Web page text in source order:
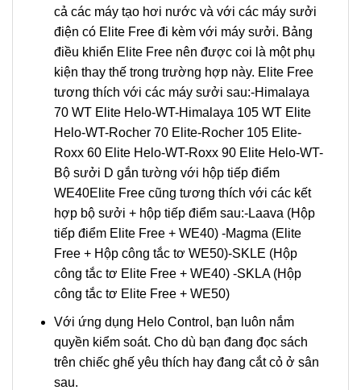
cả các máy tạo hơi nước và với các máy sưởi
điện có Elite Free đi kèm với máy sưởi. Bảng
điều khiển Elite Free nên được coi là một phụ
kiện thay thế trong trường hợp này. Elite Free
tương thích với các máy sưởi sau:-Himalaya
70 WT Elite Helo-WT-Himalaya 105 WT Elite
Helo-WT-Rocher 70 Elite-Rocher 105 Elite-
Roxx 60 Elite Helo-WT-Roxx 90 Elite Helo-WT-
Bộ sưởi D gắn tường với hộp tiếp điểm
WE40Elite Free cũng tương thích với các kết
hợp bộ sưởi + hộp tiếp điểm sau:-Laava (Hộp
tiếp điểm Elite Free + WE40) -Magma (Elite
Free + Hộp công tắc tơ WE50)-SKLE (Hộp
công tắc tơ Elite Free + WE40) -SKLA (Hộp
công tắc tơ Elite Free + WE50)
Với ứng dụng Helo Control, bạn luôn nắm
quyền kiểm soát. Cho dù bạn đang đọc sách
trên chiếc ghế yêu thích hay đang cắt cỏ ở sân
sau.